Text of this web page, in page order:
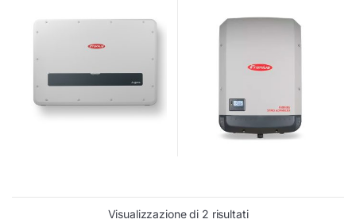
Visualizzazione di 2 risultati